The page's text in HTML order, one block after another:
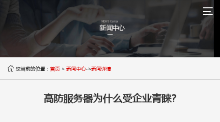
 您当前的位置： 首页 > 新闻中心->新闻详情
高防服务器为什么受企业青睐?